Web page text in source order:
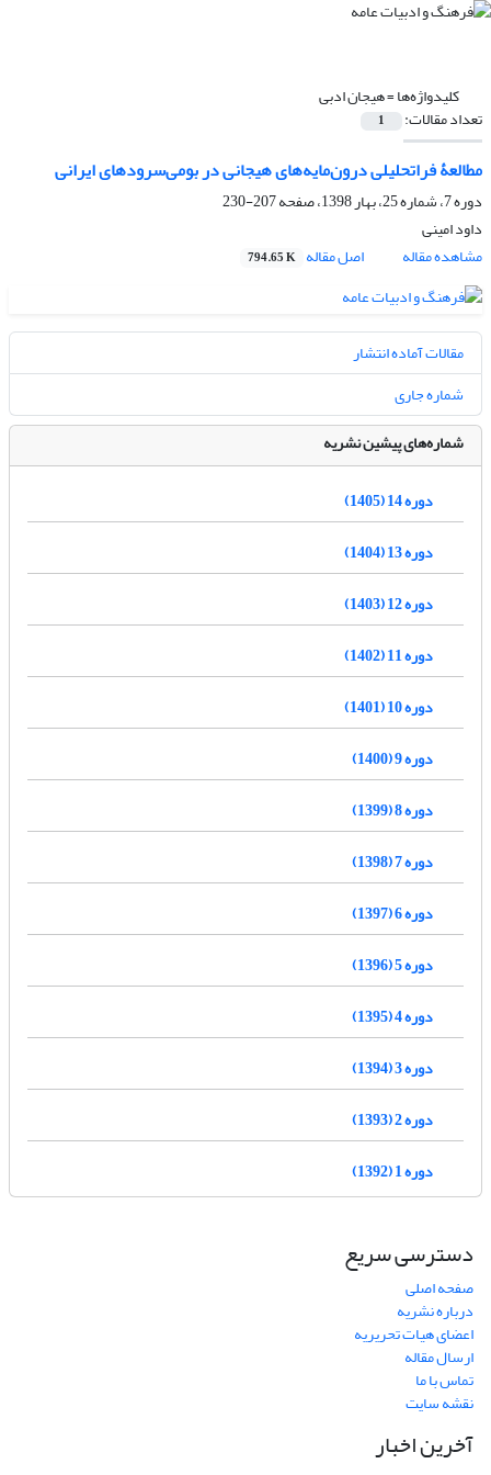
کلیدواژه‌ها =هیجان ادبی
تعداد مقالات: 1
مطالعۀ فراتحلیلی درون‌مایه‌های هیجانی در بومی‌سرودهای ایرانی
دوره 7، شماره 25، بهار 1398، صفحه
207-230
داود امینی
مشاهده مقاله
اصل مقاله 794.65 K
مقالات آماده انتشار
شماره جاری
شماره‌های پیشین نشریه
دوره 14 (1405)
دوره 13 (1404)
دوره 12 (1403)
دوره 11 (1402)
دوره 10 (1401)
دوره 9 (1400)
دوره 8 (1399)
دوره 7 (1398)
دوره 6 (1397)
دوره 5 (1396)
دوره 4 (1395)
دوره 3 (1394)
دوره 2 (1393)
دوره 1 (1392)
دسترسی سریع
صفحه اصلی
درباره نشریه
اعضای هیات تحریریه
ارسال مقاله
تماس با ما
نقشه سایت
آخرین اخبار